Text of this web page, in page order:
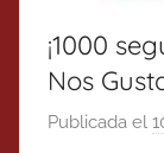
¡1000
Nos
Publicada el